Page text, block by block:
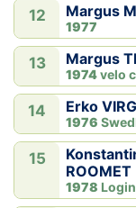
12 Margus
1977
13 Margus
1974velo
14 Erko
1976
15
ROOMET
1978